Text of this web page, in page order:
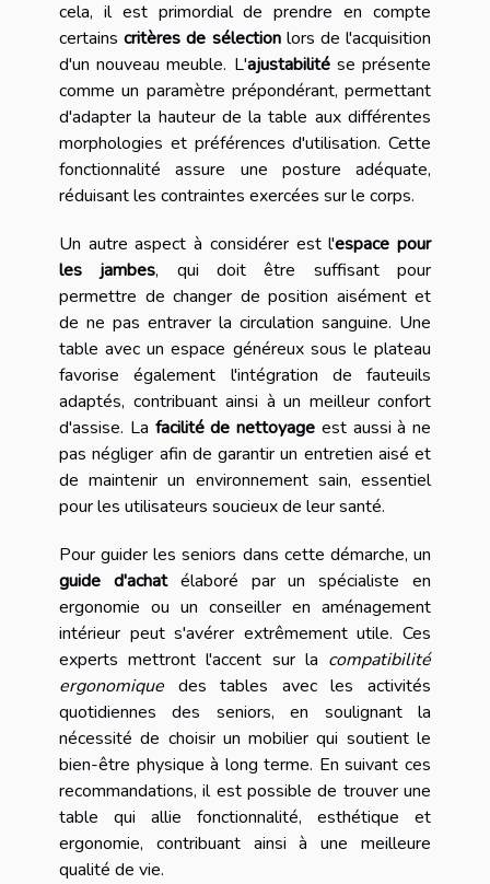
cela, il est primordial de prendre en compte
certainscritères de sélectionlors de l'acquisition
d'un nouveau meuble. L'ajustabilitése présente
comme un paramètre prépondérant, permettant
d'adapter la hauteur de la table aux différentes
morphologies et préférences d'utilisation. Cette
fonctionnalité assure une posture adéquate,
réduisant les contraintes exercées sur le corps.
Un autre aspect à considérer est l'espace pour
les jambes, qui doit être suffisant pour
permettre de changer de position aisément et
de ne pas entraver la circulation sanguine. Une
table avec un espace généreux sous le plateau
favorise également l'intégration de fauteuils
adaptés, contribuant ainsi à un meilleur confort
d'assise. La facilité de nettoyage est aussi à ne
pas négliger afin de garantir un entretien aisé et
de maintenir un environnement sain, essentiel
pour les utilisateurs soucieux de leur santé.
Pour guider les seniors dans cette démarche, un
guide d'achatélaboré par un spécialiste en
ergonomie ou un conseiller en aménagement
intérieur peut s'avérer extrêmement utile. Ces
experts mettront l'accent sur la compatibilité
ergonomique des tables avec les activités
quotidiennes des seniors, en soulignant la
nécessité de choisir un mobilier qui soutient le
bien-être physique à long terme. En suivant ces
recommandations, il est possible de trouver une
table qui allie fonctionnalité, esthétique et
ergonomie, contribuant ainsi à une meilleure
qualité de vie.